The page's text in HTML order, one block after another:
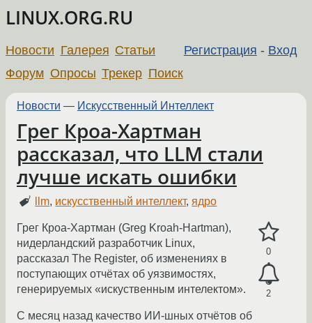
LINUX.ORG.RU
Регистрация - Вход
Новости Галерея Статьи
Форум Опросы Трекер Поиск
Новости — Искусственный Интеллект
Грег Кроа-Хартман
рассказал, что LLM стали
лучше искать ошибки
llm, искусственный интеллект,ядро
0
2
Грег Кроа-Хартман (Greg Kroah-Hartman),
нидерландский разработчик Linux,
рассказал The Register, об изменениях в
поступающих отчётах об уязвимостях,
генерируемых «искуственным интелектом».
С месяц назад качество ИИ-шных отчётов об